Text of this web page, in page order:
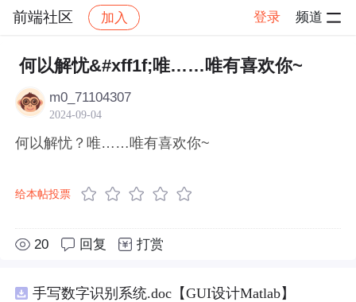
前端社区 加入 登录 频道
社区 前端社区 感慨 帖子详情
何以解忧&#xff1f;唯……唯有喜欢你~
m0_71104307
2024-09-04
何以解忧？唯……唯有喜欢你~
给本帖投票
20 回复 打赏
手写数字识别系统.doc【GUI设计Matlab】